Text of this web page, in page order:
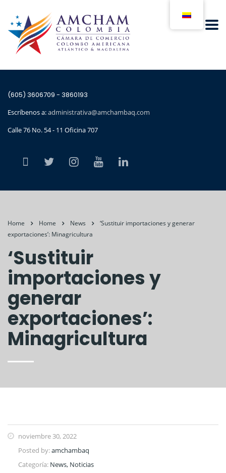
(605) 3606709 - 3860193
Escríbenos a:administrativa@amchambaq.com
Calle 76 No. 54 - 11 Oficina 707
Home Home News
‘Sustituir importaciones y generar
exportaciones’: Minagricultura
‘Sustituir
importaciones y
generar
exportaciones’:
Minagricultura
noviembre 30, 2022
Posted by:amchambaq
Categoría: News, Noticias